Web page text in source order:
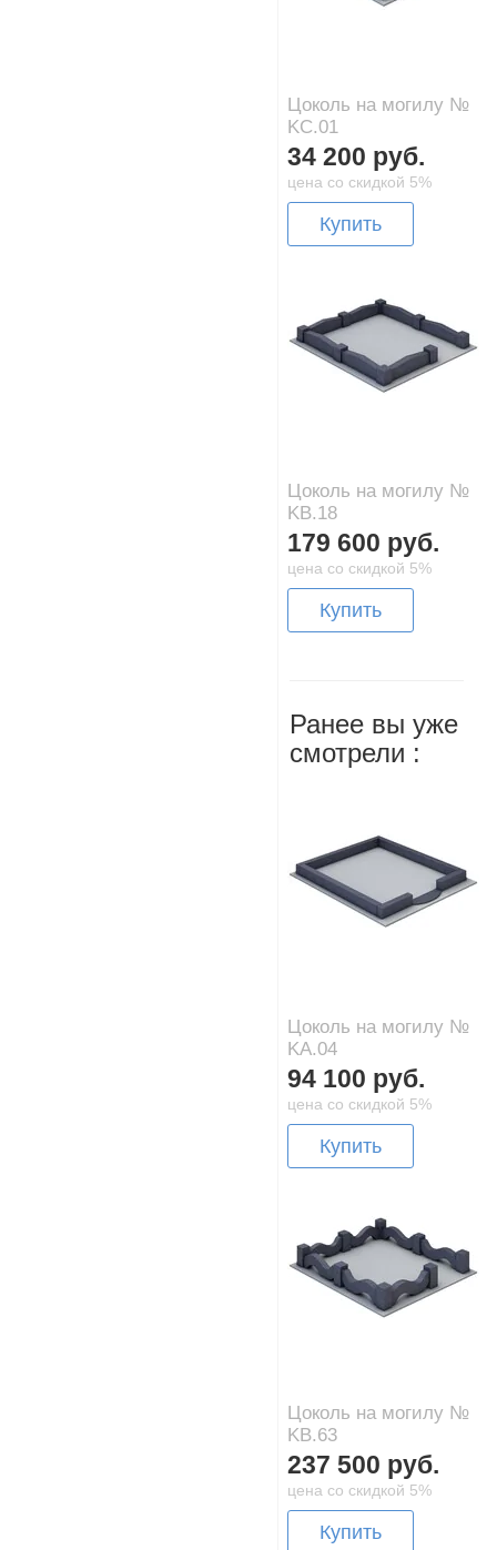
Цоколь на могилу №
KC.01
34 200 руб.
цена со скидкой 5%
Купить
Цоколь на могилу №
KB.18
179 600 руб.
цена со скидкой 5%
Купить
Ранее вы уже
смотрели :
Цоколь на могилу №
KA.04
94 100 руб.
цена со скидкой 5%
Купить
Цоколь на могилу №
KB.63
237 500 руб.
цена со скидкой 5%
Купить